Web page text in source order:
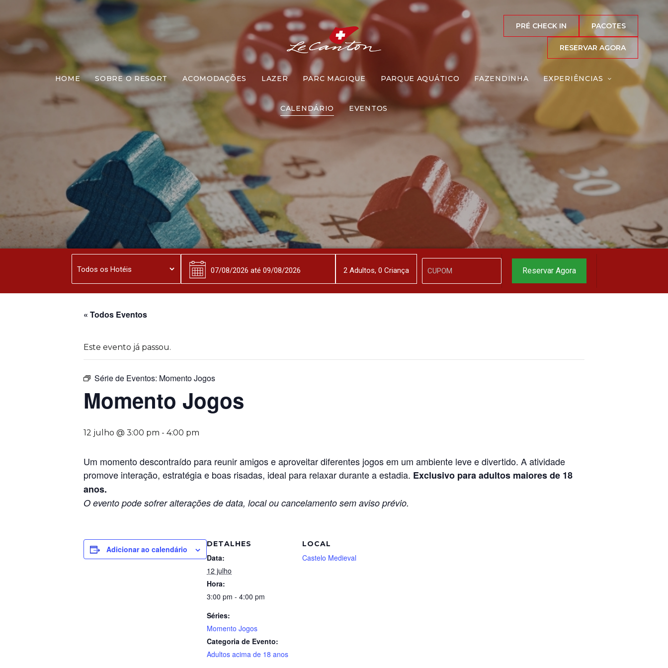
PRÉ CHECK IN PACOTES
RESERVAR AGORA
HOME SOBRE O RESORT ACOMODAÇÕES LAZER PARC MAGIQUE PARQUE AQUÁTICO FAZENDINHA EXPERIÊNCIAS
CALENDÁRIO EVENTOS
Momento Jogos
« Todos Eventos
Este evento já passou.
Série de Eventos: Momento Jogos
Momento Jogos
12 julho @ 3:00 pm - 4:00 pm
Um momento descontraído para reunir amigos e aproveitar diferentes jogos em um ambiente leve e divertido. A atividade
promove interação, estratégia e boas risadas, ideal para relaxar durante a estadia. Exclusivo para adultos maiores de 18
anos.
O evento pode sofrer alterações de data, local ou cancelamento sem aviso prévio.
Adicionar ao calendário
DETALHES
Data:
12 julho
Hora:
3:00 pm - 4:00 pm
Séries:
Momento Jogos
Categoria de Evento:
Adultos acima de 18 anos
LOCAL
Castelo Medieval
2Adultos, 0 Criança Reservar Agora